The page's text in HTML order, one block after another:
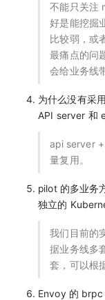
不能只关注
好是能挖掘
比较弱，或
最痛点的问
会给业务线
为什么没有采
API server 和
api server
量复用。
pilot 的多业务
独立的
我们目前的
据业务线多
套，可以根
Envoy 的 brpc